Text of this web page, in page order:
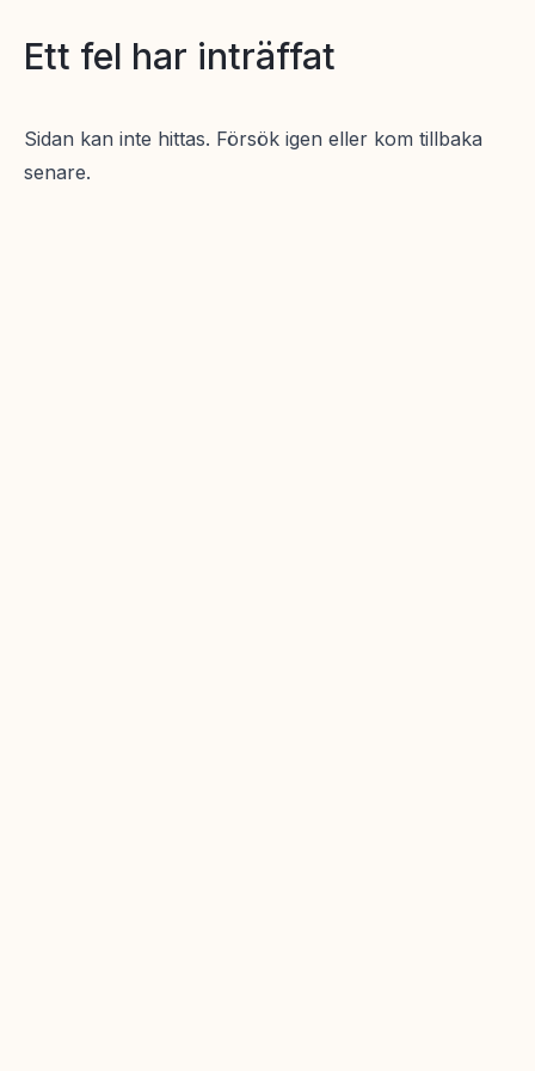
Ett fel har inträffat
Sidan kan inte hittas. Försök igen eller kom tillbaka
senare.